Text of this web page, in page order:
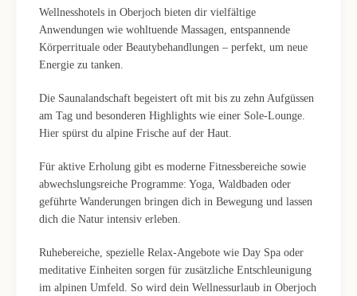
Wellnesshotels in Oberjoch bieten dir vielfältige
Anwendungen wie wohltuende Massagen, entspannende
Körperrituale oder Beautybehandlungen – perfekt, um neue
Energie zu tanken.
Die Saunalandschaft begeistert oft mit bis zu zehn Aufgüssen
am Tag und besonderen Highlights wie einer Sole-Lounge.
Hier spürst du alpine Frische auf der Haut.
Für aktive Erholung gibt es moderne Fitnessbereiche sowie
abwechslungsreiche Programme: Yoga, Waldbaden oder
geführte Wanderungen bringen dich in Bewegung und lassen
dich die Natur intensiv erleben.
Ruhebereiche, spezielle Relax-Angebote wie Day Spa oder
meditative Einheiten sorgen für zusätzliche Entschleunigung
im alpinen Umfeld. So wird dein Wellnessurlaub in Oberjoch